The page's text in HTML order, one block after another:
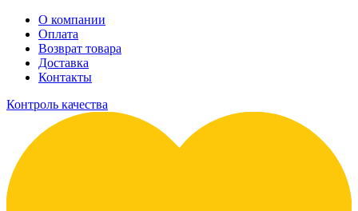
О компании
Оплата
Возврат товара
Доставка
Контакты
Контроль качества